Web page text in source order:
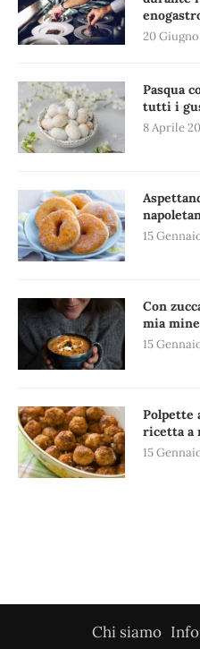
20
Pasqua
tutti i
8 Aprile
15
Con
mia
15
Polpette
ricetta a
15
Chi siamo